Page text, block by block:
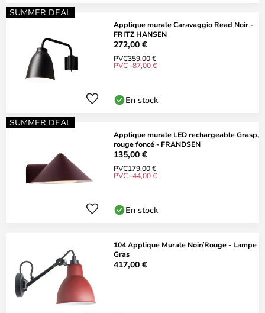
SUMMER DEAL
Applique murale Caravaggio Read Noir -
FRITZ HANSEN
272,00 €
PVC359,00 €
PVC -87,00 €
En stock
SUMMER DEAL
Applique murale LED rechargeable Grasp,
rouge foncé - FRANDSEN
135,00 €
PVC179,00 €
PVC -44,00 €
En stock
104 Applique Murale Noir/Rouge - Lampe
Gras
417,00 €